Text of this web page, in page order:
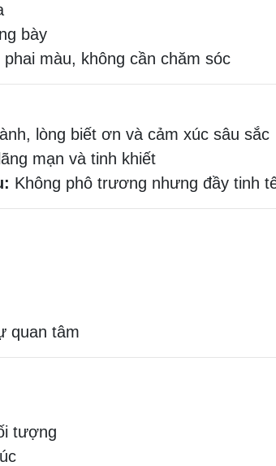
bày
màu, không cần chăm sóc
lòng biết ơn và cảm xúc sâu sắc
mạn và tinh khiết
Không phô trương nhưng đầy tinh
quan tâm
tượng